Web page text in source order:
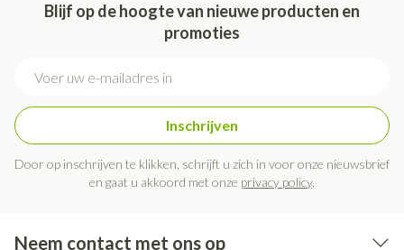
Blijf op de hoogte van nieuwe producten en
promoties
Inschrijven
Door op inschrijven te klikken, schrijft u zich in voor onze nieuwsbrief
en gaat u akkoord met onze privacy policy.
Neem contact met ons op